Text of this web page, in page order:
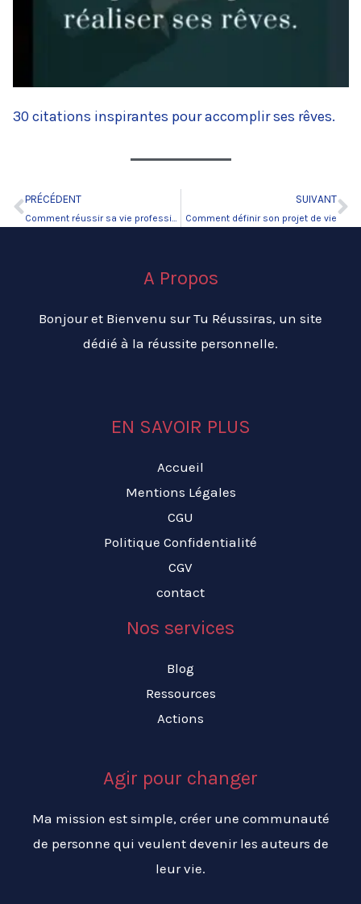
30 citations inspirantes pour accomplir ses rêves.
Précédent
PRÉCÉDENT
Comment réussir sa vie professionnelle ?
SUIVANT
Comment définir son projet de vie
A Propos
Bonjour et Bienvenu sur Tu Réussiras, un site
dédié à la réussite personnelle.
EN SAVOIR PLUS
Accueil
Mentions Légales
CGU
Politique Confidentialité
CGV
contact
Nos services
Blog
Ressources
Actions
Agir pour changer
Ma mission est simple, créer une communauté
de personne qui veulent devenir les auteurs de
leur vie.